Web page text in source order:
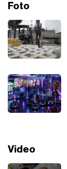
Foto
Video